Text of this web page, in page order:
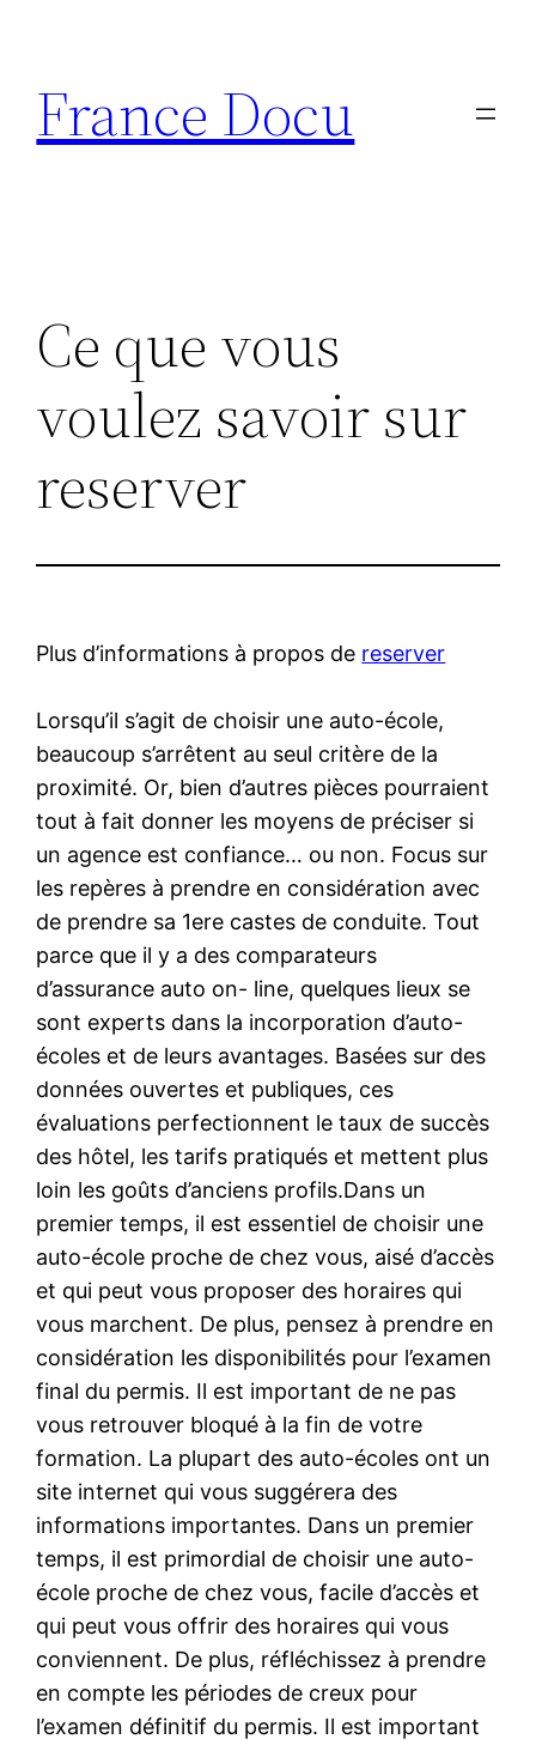
contenu
France Docu
Ce que vous
voulez savoir sur
reserver
Plus d’informations à propos de reserver
Lorsqu’il s’agit de choisir une auto-école,
beaucoup s’arrêtent au seul critère de la
proximité. Or, bien d’autres pièces pourraient
tout à fait donner les moyens de préciser si
un agence est confiance… ou non. Focus sur
les repères à prendre en considération avec
de prendre sa 1ere castes de conduite. Tout
parce que il y a des comparateurs
d’assurance auto on- line, quelques lieux se
sont experts dans la incorporation d’auto-
écoles et de leurs avantages. Basées sur des
données ouvertes et publiques, ces
évaluations perfectionnent le taux de succès
des hôtel, les tarifs pratiqués et mettent plus
loin les goûts d’anciens profils.Dans un
premier temps, il est essentiel de choisir une
auto-école proche de chez vous, aisé d’accès
et qui peut vous proposer des horaires qui
vous marchent. De plus, pensez à prendre en
considération les disponibilités pour l’examen
final du permis. Il est important de ne pas
vous retrouver bloqué à la fin de votre
formation. La plupart des auto-écoles ont un
site internet qui vous suggérera des
informations importantes. Dans un premier
temps, il est primordial de choisir une auto-
école proche de chez vous, facile d’accès et
qui peut vous offrir des horaires qui vous
conviennent. De plus, réfléchissez à prendre
en compte les périodes de creux pour
l’examen définitif du permis. Il est important